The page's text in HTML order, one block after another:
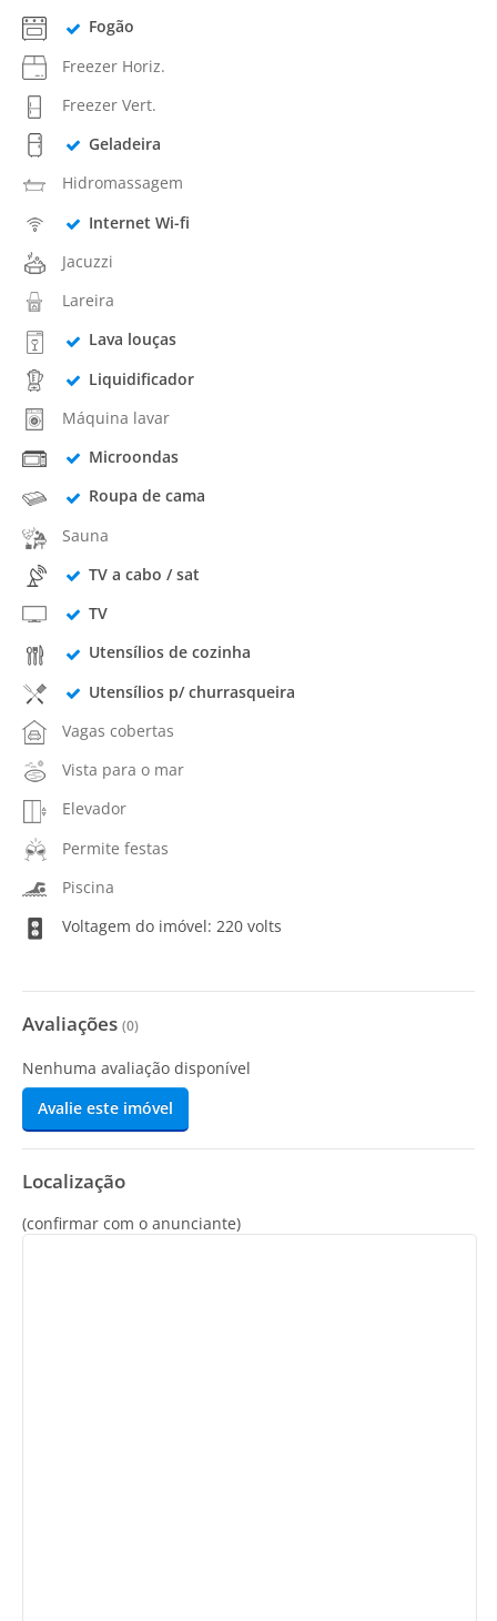
Fogão
Freezer Horiz.
Freezer Vert.
Geladeira
Hidromassagem
Internet Wi-fi
Jacuzzi
Lareira
Lava louças
Liquidificador
Máquina lavar
Microondas
Roupa de cama
Sauna
TV a cabo / sat
TV
Utensílios de cozinha
Utensílios p/ churrasqueira
Vagas cobertas
Vista para o mar
Elevador
Permite festas
Piscina
Voltagem do imóvel: 220 volts
Avaliações (0)
Nenhuma avaliação disponível
Avalie este imóvel
Localização
(confirmar com o anunciante)